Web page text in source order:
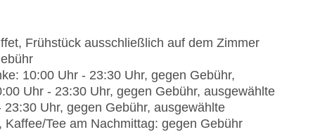
Frühstück ausschließlich auf dem Zimmer
10:00 Uhr - 23:30 Uhr, gegen Gebühr,
Uhr - 23:30 Uhr, gegen Gebühr, ausgewählte
Uhr, gegen Gebühr, ausgewählte
Tee am Nachmittag: gegen Gebühr